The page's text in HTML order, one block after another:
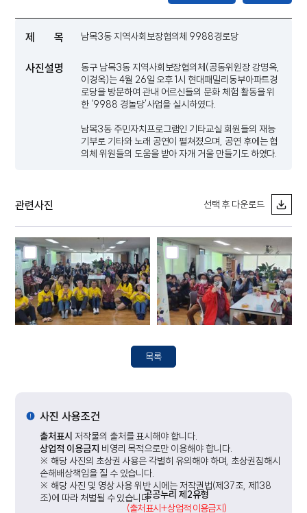
제 목 남목3동 지역사회보장협의체 9988경로당
사진설명
동구 남목3동 지역사회보장협의체(공동위원장 강명옥,
이경옥)는 4월 26일 오후 1시 현대패밀리동부아파트경
로당을 방문하여 관내 어르신들의 문화 체험 활동을 위
한 ‘9988 경놀당’사업을 실시하였다.
남목3동 주민자치프로그램인 기타교실 회원들의 재능
기부로 기타와 노래 공연이 펼쳐졌으며, 공연 후에는 협
의체 위원들의 도움을 받아 자개 거울 만들기도 하였다.
관련사진 선택 후 다운로드
목록
사진 사용조건
출처표시 저작물의 출처를 표시해야 합니다.
상업적 이용금지 비영리 목적으로만 이용해야 합니다.
※ 해당 사진의 초상권 사용은 각별히 유의해야 하며, 초상권침해시
손해배상책임을 질 수 있습니다.
※ 해당 사진 및 영상 사용 위반 시에는 저작권법(제37조, 제138
조)에 따라 처벌될 수 있습니다.공공누리 제2유형
(출처표시+상업적 이용금지)